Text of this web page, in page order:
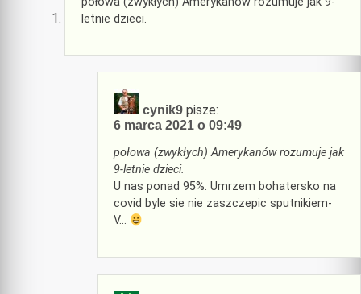
letnie dzieci.
cynik9 pisze:
6 marca 2021 o 09:49
połowa (zwykłych) Amerykanów rozumuje jak
9-letnie dzieci.
U nas ponad 95%. Umrzem bohatersko na
covid byle sie nie zaszczepic sputnikiem-
V…